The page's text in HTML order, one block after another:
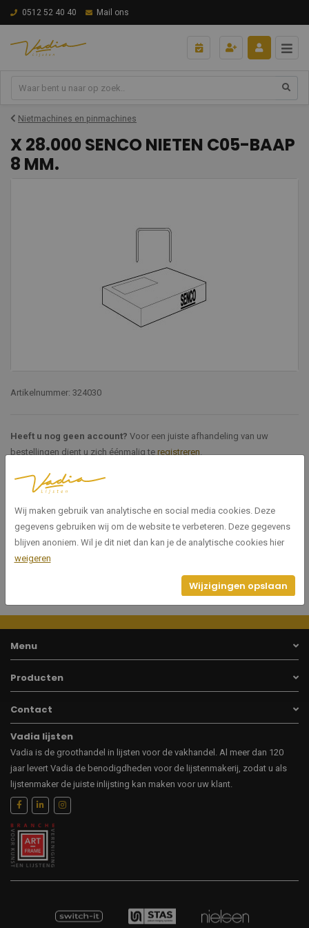
0512 52 40 40 Mail ons
Nietmachines en pinmachines
X 28.000 SENCO NIETEN C05-BAAP
8 MM.
Artikelnummer: 324030
Heeft u nog geen account? Voor een juiste afhandeling van uw
bestellingen dient u zich éénmalig teregistreren.
Specificaties
Artikelnummer 324030
Menu
Producten
Contact
Vadia lijsten
Vadia is de groothandel in lijsten voor de vakhandel. Al meer dan 120
jaar levert Vadia de benodigdheden voor de lijstenmakerij, zodat u als
lijstenmaker de juiste inlijsting kan maken voor uw klant.
Wij maken gebruik van analytische en social media cookies. Deze
gegevens gebruiken wij om de website te verbeteren. Deze gegevens
blijven anoniem. Wil je dit niet dan kan je de analytische cookies hier
weigeren
Wijzigingen opslaan